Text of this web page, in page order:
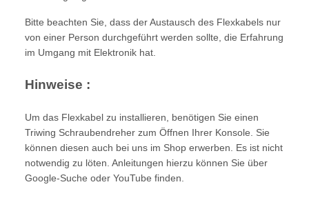
Bitte beachten Sie, dass der Austausch des Flexkabels nur
von einer Person durchgeführt werden sollte, die Erfahrung
im Umgang mit Elektronik hat.
Hinweise :
Um das Flexkabel zu installieren, benötigen Sie einen
Triwing Schraubendreher zum Öffnen Ihrer Konsole. Sie
können diesen auch bei uns im Shop erwerben. Es ist nicht
notwendig zu löten. Anleitungen hierzu können Sie über
Google-Suche oder YouTube finden.